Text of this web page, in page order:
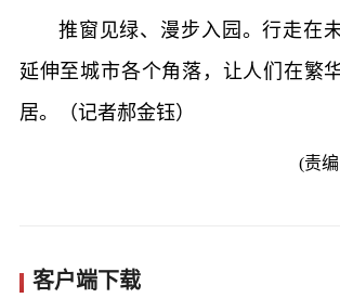
推窗见绿、漫步入园。行走在
延伸至城市各个角落，让人们在繁
居。（记者郝金钰）
(责
客户端下载